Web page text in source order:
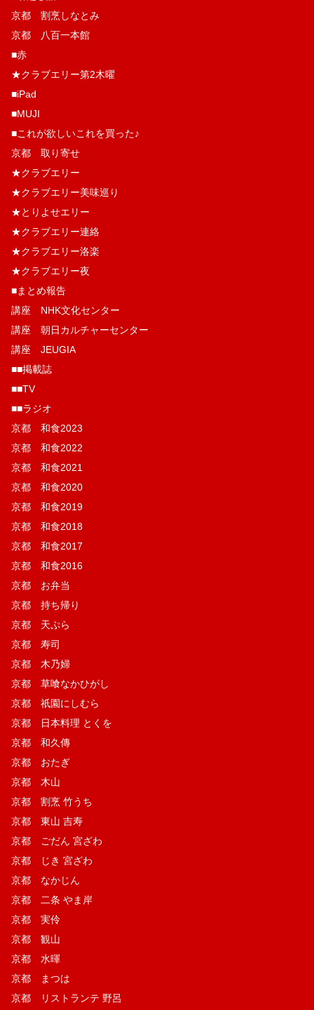
京都 割烹しなとみ
京都 八百一本館
■赤
★クラブエリー第2木曜
■iPad
■MUJI
■これが欲しいこれを買った♪
京都 取り寄せ
★クラブエリー
★クラブエリー美味巡り
★とりよせエリー
★クラブエリー連絡
★クラブエリー洛楽
★クラブエリー夜
■まとめ報告
講座 NHK文化センター
講座 朝日カルチャーセンター
講座 JEUGIA
■■掲載誌
■■TV
■■ラジオ
京都 和食2023
京都 和食2022
京都 和食2021
京都 和食2020
京都 和食2019
京都 和食2018
京都 和食2017
京都 和食2016
京都 お弁当
京都 持ち帰り
京都 天ぷら
京都 寿司
京都 木乃婦
京都 草喰なかひがし
京都 祇園にしむら
京都 日本料理 とくを
京都 和久傳
京都 おたぎ
京都 木山
京都 割烹 竹うち
京都 東山 吉寿
京都 ごだん 宮ざわ
京都 じき 宮ざわ
京都 なかじん
京都 二条 やま岸
京都 実伶
京都 観山
京都 水暉
京都 まつは
京都 リストランテ 野呂